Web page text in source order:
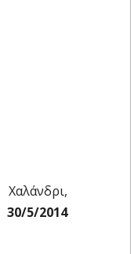
Χαλάνδρι,
30/5/2014